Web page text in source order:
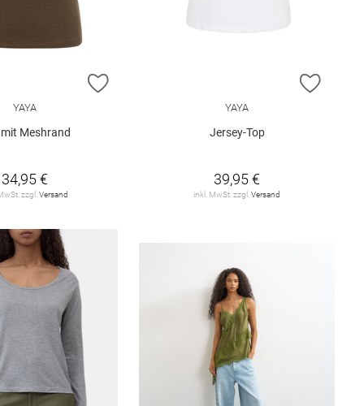
HINZUFÜGEN
YAYA
Meshrand
34,95 €
zzgl.Versand
ZUR
YAYA
Jersey-Top
39,95 €
inkl. MwSt. zzgl.Versand